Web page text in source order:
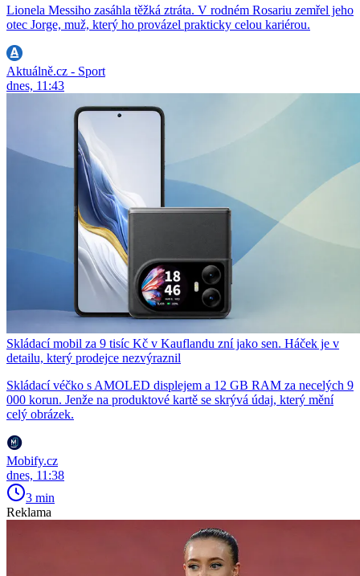
Lionela Messiho zasáhla těžká ztráta. V rodném Rosariu zemřel jeho
otec Jorge, muž, který ho provázel prakticky celou kariérou.
Aktuálně.cz - Sport
dnes, 11:43
Skládací mobil za 9 tisíc Kč v Kauflandu zní jako sen. Háček je v
detailu, který prodejce nezvýraznil
Skládací véčko s AMOLED displejem a 12 GB RAM za necelých 9
000 korun. Jenže na produktové kartě se skrývá údaj, který mění
celý obrázek.
Mobify.cz
dnes, 11:38
3 min
Reklama